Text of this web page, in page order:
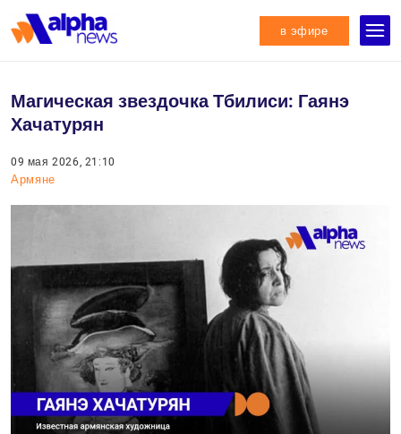
в эфире
Магическая звездочка Тбилиси: Гаянэ
Хачатурян
09 мая 2026, 21:10
Армяне